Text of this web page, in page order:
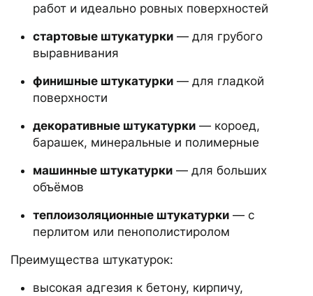
работ и идеально ровных поверхностей
стартовые штукатурки — для грубого
выравнивания
финишные штукатурки — для гладкой
поверхности
декоративные штукатурки — короед,
барашек, минеральные и полимерные
машинные штукатурки — для больших
объёмов
теплоизоляционные штукатурки — с
перлитом или пенополистиролом
Преимущества штукатурок:
высокая адгезия к бетону, кирпичу,